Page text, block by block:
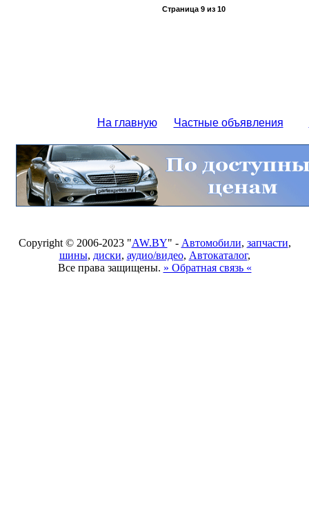
Страница 9из 10
На главную Частные объявления
Copyright © 2006-2023 "AW.BY" - Автомобили, запчасти,
шины, диски, аудио/видео, Автокаталог,
Все права защищены. » Обратная связь «